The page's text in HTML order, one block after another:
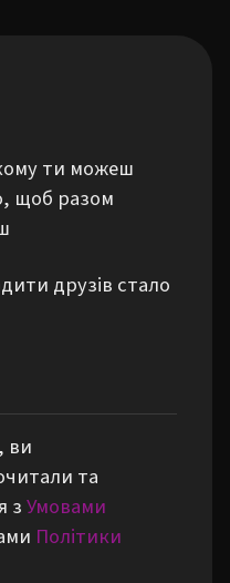
ти можеш
щоб разом
друзів стало
ви
та
зУмовами
Політики